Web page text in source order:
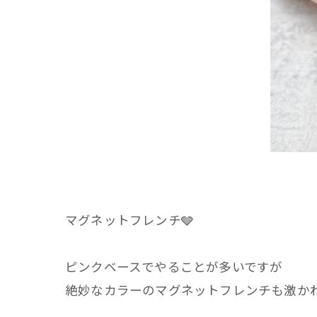
マグネットフレンチ🩶
ピンクベースでやることが多いですが
絶妙なカラーのマグネットフレンチも激か